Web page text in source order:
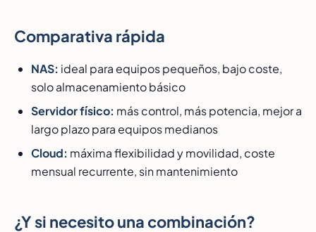
Comparativa rápida
NAS: ideal para equipos pequeños, bajo coste,
solo almacenamiento básico
Servidor físico: más control, más potencia, mejor a
largo plazo para equipos medianos
Cloud: máxima flexibilidad y movilidad, coste
mensual recurrente, sin mantenimiento
¿Y si necesito una combinación?